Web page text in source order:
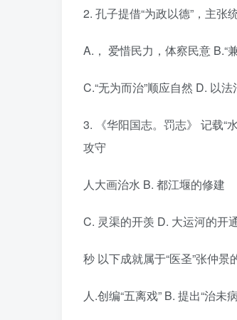
2. 孔子提借“为政以德”，主张
A.， 爱惜民力，体察民意 B.“
C.“无为而治”顺应自然 D. 以法
3. 《华阳国志。罚志》 记载“
攻守
人大画治水 B. 都江堰的修建
C. 灵渠的开羡 D. 大运河的开
秒 以下成就属于“医圣”张仲景
人.创编“五离戏” B. 提出“治未